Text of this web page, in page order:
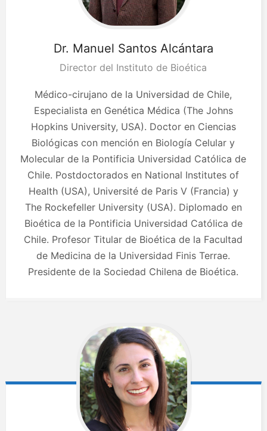
Dr. Manuel Santos Alcántara
Director del Instituto de Bioética
Médico-cirujano de la Universidad de Chile,
Especialista en Genética Médica (The Johns
Hopkins University, USA). Doctor en Ciencias
Biológicas con mención en Biología Celular y
Molecular de la Pontificia Universidad Católica de
Chile. Postdoctorados en National Institutes of
Health (USA), Université de Paris V (Francia) y
The Rockefeller University (USA). Diplomado en
Bioética de la Pontificia Universidad Católica de
Chile. Profesor Titular de Bioética de la Facultad
de Medicina de la Universidad Finis Terrae.
Presidente de la Sociedad Chilena de Bioética.